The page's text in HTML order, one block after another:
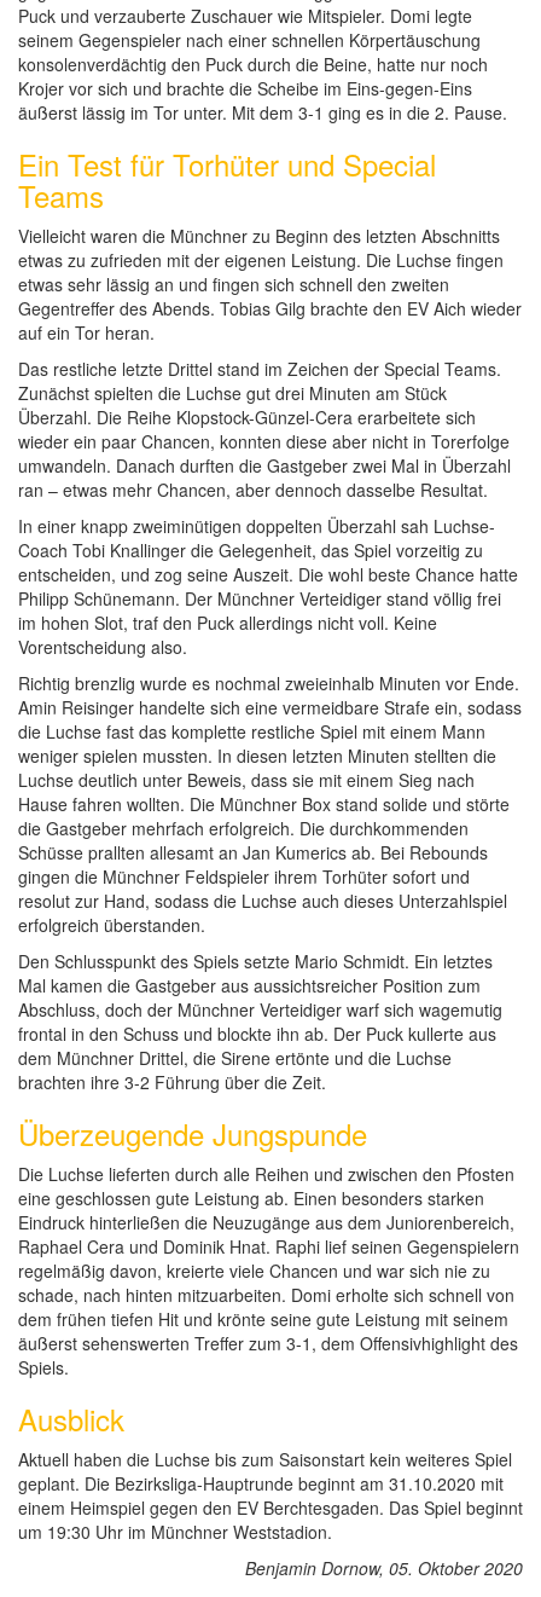
Puck und verzauberte Zuschauer wie Mitspieler. Domi legte
seinem Gegenspieler nach einer schnellen Körpertäuschung
konsolenverdächtig den Puck durch die Beine, hatte nur noch
Krojer vor sich und brachte die Scheibe im Eins-gegen-Eins
äußerst lässig im Tor unter. Mit dem 3-1 ging es in die 2. Pause.
Ein Test für Torhüter und Special
Teams
Vielleicht waren die Münchner zu Beginn des letzten Abschnitts
etwas zu zufrieden mit der eigenen Leistung. Die Luchse fingen
etwas sehr lässig an und fingen sich schnell den zweiten
Gegentreffer des Abends. Tobias Gilg brachte den EV Aich wieder
auf ein Tor heran.
Das restliche letzte Drittel stand im Zeichen der Special Teams.
Zunächst spielten die Luchse gut drei Minuten am Stück
Überzahl. Die Reihe Klopstock-Günzel-Cera erarbeitete sich
wieder ein paar Chancen, konnten diese aber nicht in Torerfolge
umwandeln. Danach durften die Gastgeber zwei Mal in Überzahl
ran – etwas mehr Chancen, aber dennoch dasselbe Resultat.
In einer knapp zweiminütigen doppelten Überzahl sah Luchse-
Coach Tobi Knallinger die Gelegenheit, das Spiel vorzeitig zu
entscheiden, und zog seine Auszeit. Die wohl beste Chance hatte
Philipp Schünemann. Der Münchner Verteidiger stand völlig frei
im hohen Slot, traf den Puck allerdings nicht voll. Keine
Vorentscheidung also.
Richtig brenzlig wurde es nochmal zweieinhalb Minuten vor Ende.
Amin Reisinger handelte sich eine vermeidbare Strafe ein, sodass
die Luchse fast das komplette restliche Spiel mit einem Mann
weniger spielen mussten. In diesen letzten Minuten stellten die
Luchse deutlich unter Beweis, dass sie mit einem Sieg nach
Hause fahren wollten. Die Münchner Box stand solide und störte
die Gastgeber mehrfach erfolgreich. Die durchkommenden
Schüsse prallten allesamt an Jan Kumerics ab. Bei Rebounds
gingen die Münchner Feldspieler ihrem Torhüter sofort und
resolut zur Hand, sodass die Luchse auch dieses Unterzahlspiel
erfolgreich überstanden.
Den Schlusspunkt des Spiels setzte Mario Schmidt. Ein letztes
Mal kamen die Gastgeber aus aussichtsreicher Position zum
Abschluss, doch der Münchner Verteidiger warf sich wagemutig
frontal in den Schuss und blockte ihn ab. Der Puck kullerte aus
dem Münchner Drittel, die Sirene ertönte und die Luchse
brachten ihre 3-2 Führung über die Zeit.
Überzeugende Jungspunde
Die Luchse lieferten durch alle Reihen und zwischen den Pfosten
eine geschlossen gute Leistung ab. Einen besonders starken
Eindruck hinterließen die Neuzugänge aus dem Juniorenbereich,
Raphael Cera und Dominik Hnat. Raphi lief seinen Gegenspielern
regelmäßig davon, kreierte viele Chancen und war sich nie zu
schade, nach hinten mitzuarbeiten. Domi erholte sich schnell von
dem frühen tiefen Hit und krönte seine gute Leistung mit seinem
äußerst sehenswerten Treffer zum 3-1, dem Offensivhighlight des
Spiels.
Ausblick
Aktuell haben die Luchse bis zum Saisonstart kein weiteres Spiel
geplant. Die Bezirksliga-Hauptrunde beginnt am 31.10.2020 mit
einem Heimspiel gegen den EV Berchtesgaden. Das Spiel beginnt
um 19:30 Uhr im Münchner Weststadion.
Benjamin Dornow, 05. Oktober 2020